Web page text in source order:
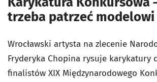
trzeba patrzeć modelowi
Wrocławski artysta na zlecenie
Fryderyka Chopina rysuje karykatury
finalistów XIX Międzynarodowego